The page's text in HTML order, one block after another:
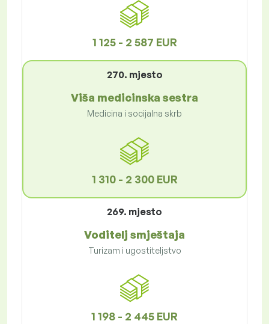
1 125 - 2 587 EUR
270. mjesto
Viša medicinska sestra
Medicina i socijalna skrb
1 310 - 2 300 EUR
269. mjesto
Voditelj smještaja
Turizam i ugostiteljstvo
1 198 - 2 445 EUR